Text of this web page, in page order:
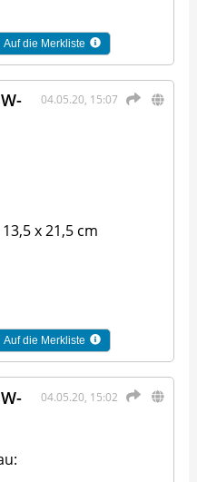
Auf die Merkliste
04.05.20, 15:07
x 21,5 cm
Auf die Merkliste
04.05.20, 15:02